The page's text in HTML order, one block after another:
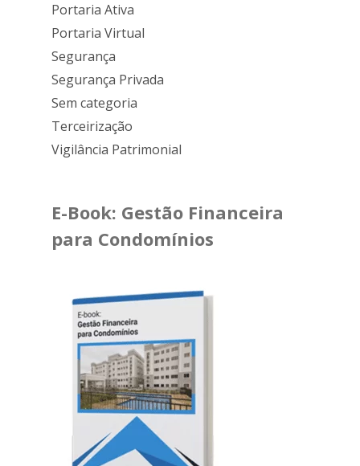
Portaria Ativa
Portaria Virtual
Segurança
Segurança Privada
Sem categoria
Terceirização
Vigilância Patrimonial
E-Book: Gestão Financeira
para Condomínios